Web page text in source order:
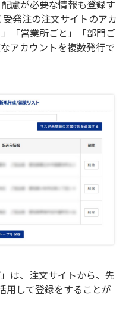
慮が必要な情報も登録す
発注の注文サイトのアカ
「営業所ごと」「部門ご
アカウントを複数発行で
は、注文サイトから、先
用して登録をすることが